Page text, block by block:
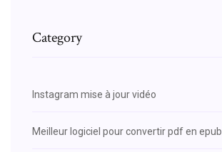
Category
Instagram mise à jour vidéo
Meilleur logiciel pour convertir pdf en epub